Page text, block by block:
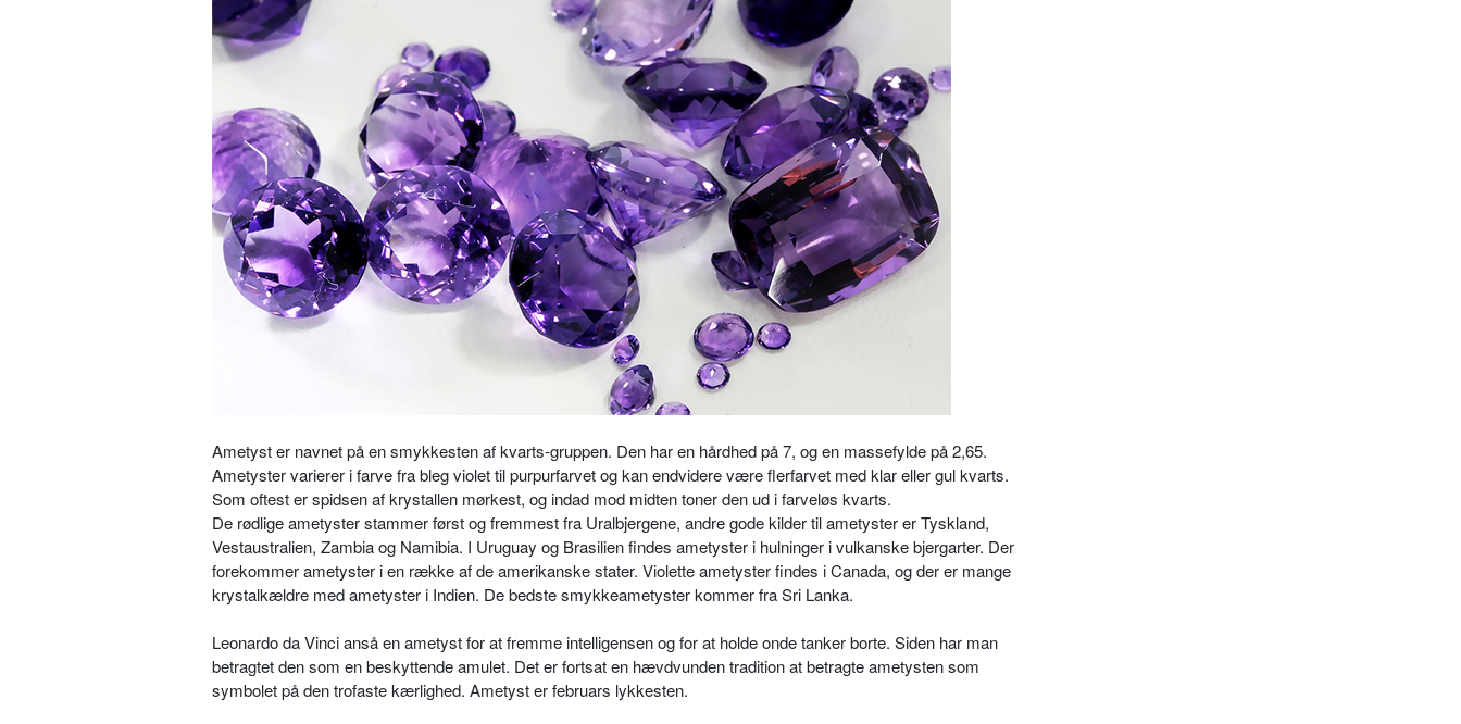
Ametyst er navnet på en smykkesten af kvarts-gruppen. Den har en hårdhed på 7, og en massefylde på 2,65.
Ametyster varierer i farve fra bleg violet til purpurfarvet og kan endvidere være flerfarvet med klar eller gul kvarts.
Som oftest er spidsen af krystallen mørkest, og indad mod midten toner den ud i farveløs kvarts.
De rødlige ametyster stammer først og fremmest fra Uralbjergene, andre gode kilder til ametyster er Tyskland,
Vestaustralien, Zambia og Namibia. I Uruguay og Brasilien findes ametyster i hulninger i vulkanske bjergarter. Der
forekommer ametyster i en række af de amerikanske stater. Violette ametyster findes i Canada, og der er mange
krystalkældre med ametyster i Indien. De bedste smykkeametyster kommer fra Sri Lanka.
Leonardo da Vinci anså en ametyst for at fremme intelligensen og for at holde onde tanker borte. Siden har man
betragtet den som en beskyttende amulet. Det er fortsat en hævdvunden tradition at betragte ametysten som
symbolet på den trofaste kærlighed. Ametyst er februars lykkesten.